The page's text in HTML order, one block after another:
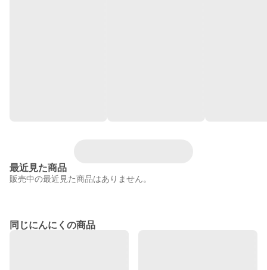
最近見た商品
販売中の最近見た商品はありません。
同じにんにくの商品